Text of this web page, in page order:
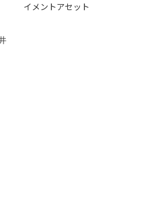
イメントアセット